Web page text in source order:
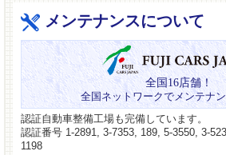
メンテナンスについて
全国16店舗！
全国ネットワークでメンテナン
認証自動車整備工場も完備しています。
認証番号 1-2891, 3-7353, 189, 5-3550, 3-
1198